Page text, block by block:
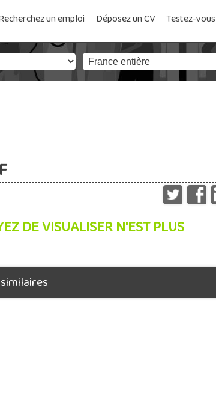
un emploi Déposez un CV Testez-vous
DE VISUALISER N'EST PLUS